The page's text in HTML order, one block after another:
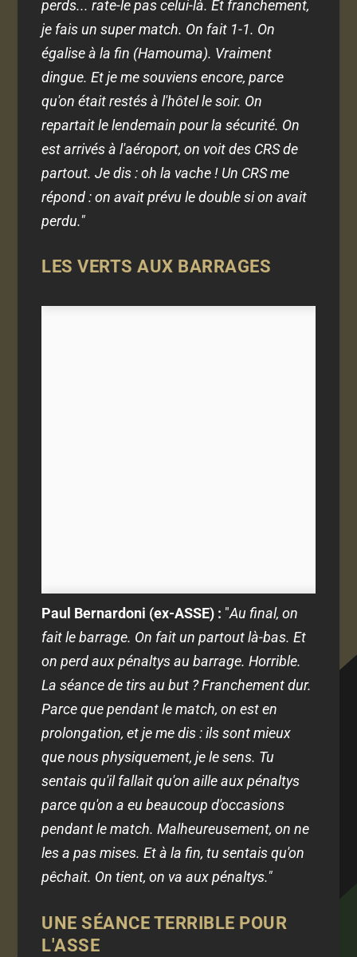
perds... rate-le pas celui-là. Et franchement,
je fais un super match. On fait 1-1. On
égalise à la fin (Hamouma). Vraiment
dingue. Et je me souviens encore, parce
qu'on était restés à l'hôtel le soir. On
repartait le lendemain pour la sécurité. On
est arrivés à l'aéroport, on voit des CRS de
partout. Je dis : oh la vache ! Un CRS me
répond : on avait prévu le double si on avait
perdu."
LES VERTS AUX BARRAGES
Paul Bernardoni (ex-ASSE) : "Au final, on
fait le barrage. On fait un partout là-bas. Et
on perd aux pénaltys au barrage. Horrible.
La séance de tirs au but ? Franchement dur.
Parce que pendant le match, on est en
prolongation, et je me dis : ils sont mieux
que nous physiquement, je le sens. Tu
sentais qu'il fallait qu'on aille aux pénaltys
parce qu'on a eu beaucoup d'occasions
pendant le match. Malheureusement, on ne
les a pas mises. Et à la fin, tu sentais qu'on
pêchait. On tient, on va aux pénaltys."
UNE SÉANCE TERRIBLE POUR
L'ASSE